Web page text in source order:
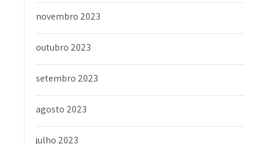
novembro 2023
outubro 2023
setembro 2023
agosto 2023
julho 2023